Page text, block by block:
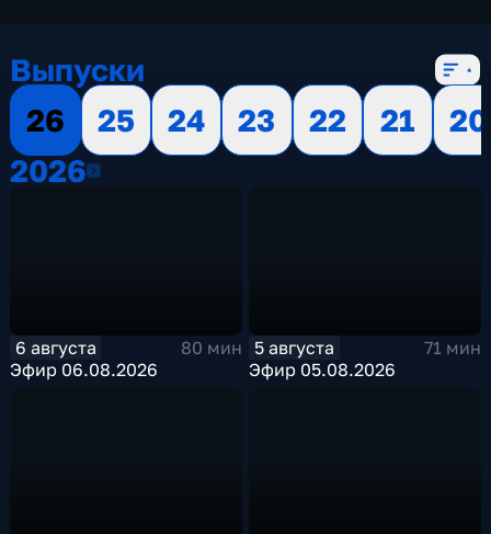
Выпуски
26
25 24 23 22 21
20
20262026
6 августа
80 мин
Эфир 06.08.2026
5 августа
71 мин
Эфир 05.08.2026